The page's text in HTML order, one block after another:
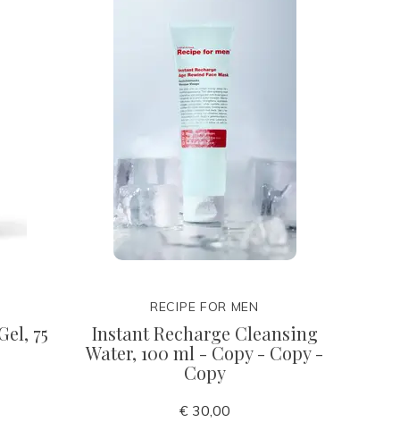
75
RECIPE FOR MEN
Instant Recharge Cleansing
Water, 100 ml - Copy - Copy -
Copy
€ 30,00